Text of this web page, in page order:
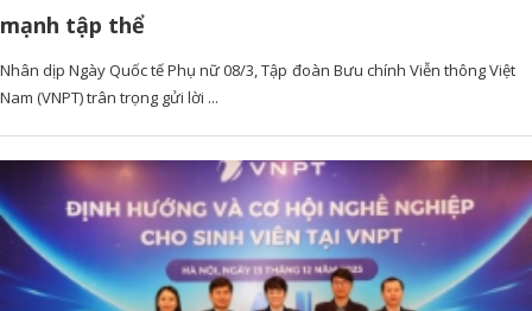
mạnh tập thể
Nhân dịp Ngày Quốc tế Phụ nữ 08/3, Tập đoàn Bưu chính Viễn thông Việt
Nam (VNPT) trân trọng gửi lời ...